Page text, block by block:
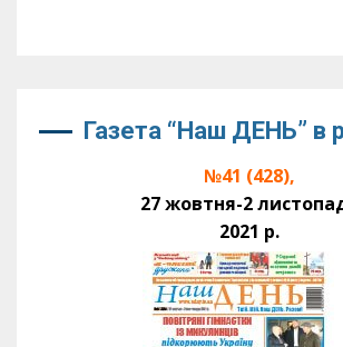
Газета “Наш ДЕНЬ” в
№41 (428),
27 жовтня-2
2021 р.